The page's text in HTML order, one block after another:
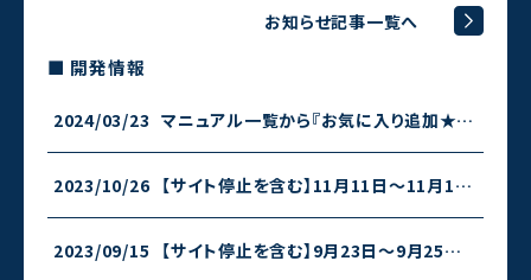
お知らせ記事一覧へ
■ 開発情報
2024/03/23 マニュアル一覧から『お気に入り追加★』ができるようになりました。
2023/10/26 【サイト停止を含む】11月11日～11月13日朝7時までサービス停止のお知らせ
2023/09/15 【サイト停止を含む】9月23日～9月25日朝7時までサービス停止のお知らせ